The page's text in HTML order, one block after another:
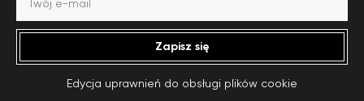
Zapisz się
Edycja uprawnień do obsługi plików cookie